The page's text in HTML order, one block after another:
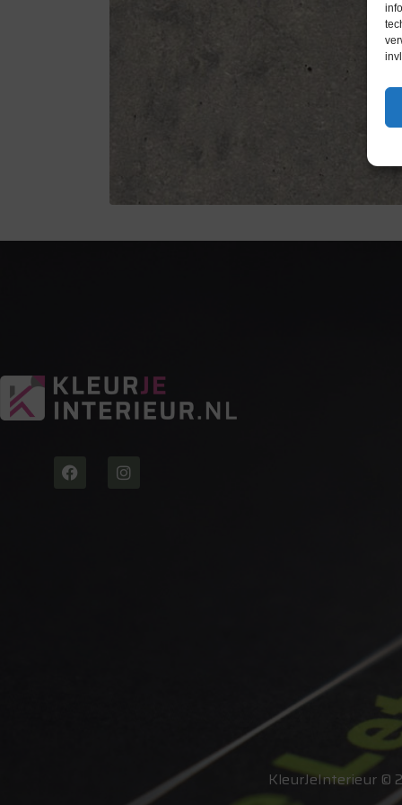
KleurJeInterieur ©